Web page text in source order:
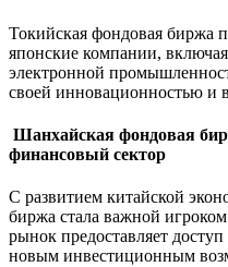
Токийская фондовая биржа
японские компании,
электронной
своей инновационностью и
Шанхайская фондовая
финансовый сектор
С развитием китайской
биржа стала важной
рынок предоставляет
новым инвестиционным